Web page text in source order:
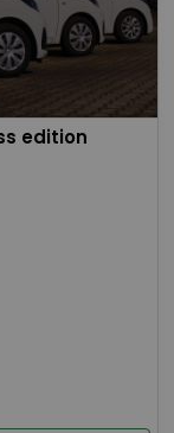
edition